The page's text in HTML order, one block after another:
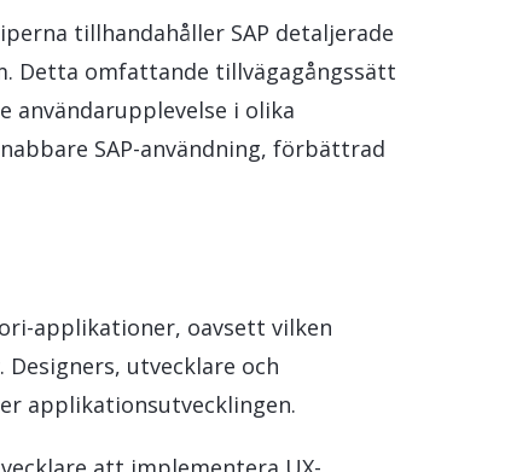
tillhandahåller SAP detaljerade
Detta omfattande tillvägagångssätt
användarupplevelse i olika
SAP-användning, förbättrad
applikationer, oavsett vilken
utvecklare och
applikationsutvecklingen.